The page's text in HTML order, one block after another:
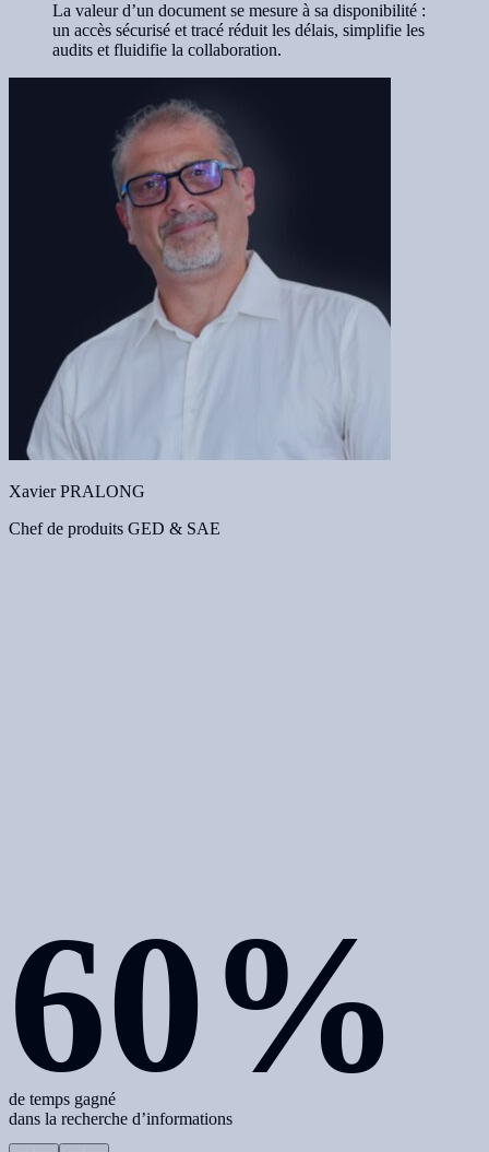
La valeur d’un document se mesure à sa disponibilité :
un accès sécurisé et tracé réduit les délais, simplifie les
audits et fluidifie la collaboration.
Xavier PRALONG
Chef de produits GED & SAE
60%
de temps gagné
dans la recherche d’informations